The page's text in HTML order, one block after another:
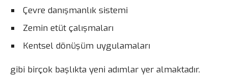
Çevre danışmanlık sistemi
Zemin etüt çalışmaları
Kentsel dönüşüm uygulamaları
gibi birçok başlıkta yeni adımlar yer almaktadır.